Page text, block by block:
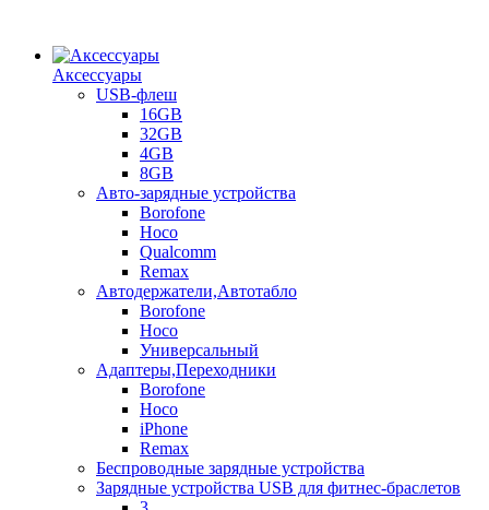
Аксессуары
USB-флеш
16GB
32GB
4GB
8GB
Авто-зарядные устройства
Borofone
Hoco
Qualcomm
Remax
Автодержатели,Автотабло
Borofone
Hoco
Универсальный
Адаптеры,Переходники
Borofone
Hoco
iPhone
Remax
Беспроводные зарядные устройства
Зарядные устройства USB для фитнес-браслетов